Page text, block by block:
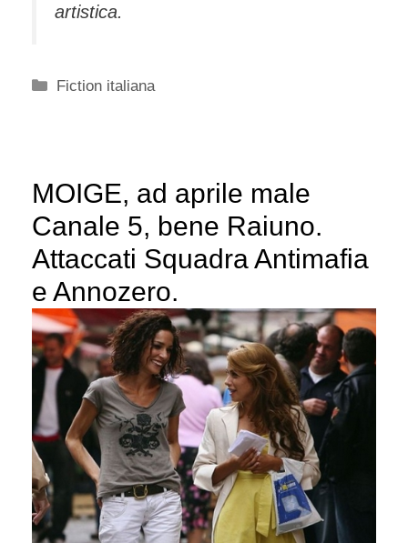
artistica.
Categorie
Fiction italiana
MOIGE, ad aprile male
Canale 5, bene Raiuno.
Attaccati Squadra Antimafia
e Annozero.